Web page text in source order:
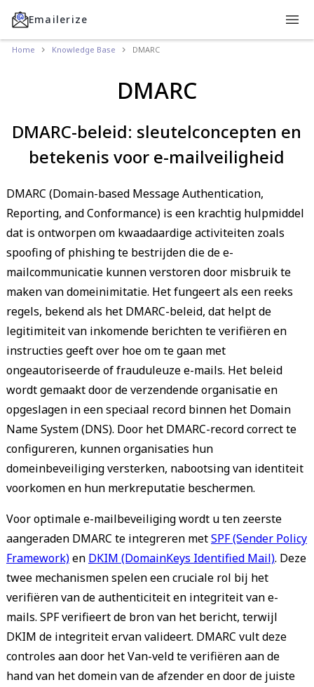
Emailerize
Home Knowledge Base DMARC
DMARC
DMARC-beleid: sleutelconcepten en
betekenis voor e-mailveiligheid
DMARC (Domain-based Message Authentication,
Reporting, and Conformance) is een krachtig hulpmiddel
dat is ontworpen om kwaadaardige activiteiten zoals
spoofing of phishing te bestrijden die de e-
mailcommunicatie kunnen verstoren door misbruik te
maken van domeinimitatie. Het fungeert als een reeks
regels, bekend als het DMARC-beleid, dat helpt de
legitimiteit van inkomende berichten te verifiëren en
instructies geeft over hoe om te gaan met
ongeautoriseerde of frauduleuze e-mails. Het beleid
wordt gemaakt door de verzendende organisatie en
opgeslagen in een speciaal record binnen het Domain
Name System (DNS). Door het DMARC-record correct te
configureren, kunnen organisaties hun
domeinbeveiliging versterken, nabootsing van identiteit
voorkomen en hun merkreputatie beschermen.
Voor optimale e-mailbeveiliging wordt u ten zeerste
aangeraden DMARC te integreren metSPF (Sender Policy
Framework)en DKIM (DomainKeys Identified Mail). Deze
twee mechanismen spelen een cruciale rol bij het
verifiëren van de authenticiteit en integriteit van e-
mails. SPF verifieert de bron van het bericht, terwijl
DKIM de integriteit ervan valideert. DMARC vult deze
controles aan door het Van-veld te verifiëren aan de
hand van het domein van de afzender en door de juiste